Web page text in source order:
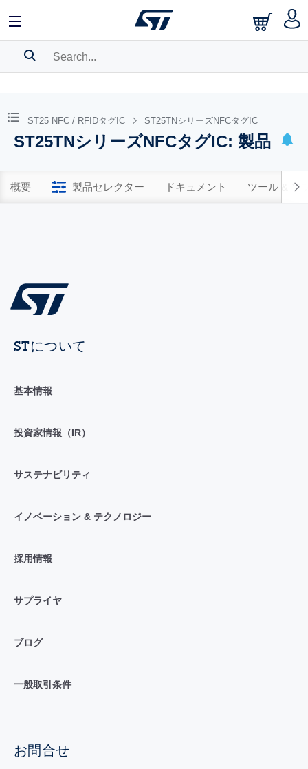
BOOKMARK
Pleaselog into show your saved searches.
ST25 NFC / RFIDタグIC ST25TNシリーズNFCタグIC
ST25TNシリーズNFCタグIC: 製品
概要 製品セレクター ドキュメント ツール & ソ
STについて
基本情報
投資家情報（IR）
サステナビリティ
イノベーション & テクノロジー
採用情報
サプライヤ
ブログ
一般取引条件
お問合せ